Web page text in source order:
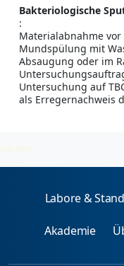
Bakteriologische
:
Materialabnahme
Mundspülung mit
Absaugung oder im
Untersuchung auf
als Erregernachweis
2026-08-07
Labore &
Akademie